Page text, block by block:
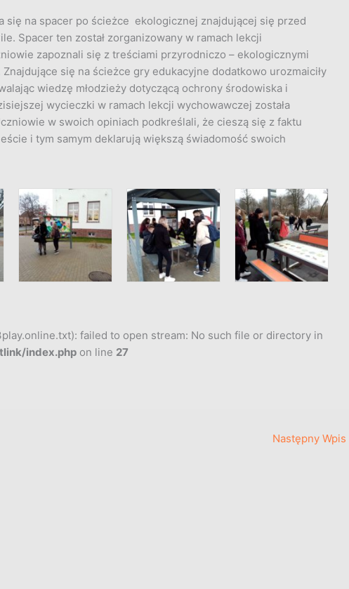
się na spacer po ścieżce ekologicznej znajdującej się przed
Spacer ten został zorganizowany w ramach lekcji
zapoznali się z treściami przyrodniczo – ekologicznymi
się na ścieżce gry edukacyjne dodatkowo urozmaiciły
wiedzę młodzieży dotyczącą ochrony środowiska i
wycieczki w ramach lekcji wychowawczej została
w swoich opiniach podkreślali, że cieszą się z faktu
i tym samym deklarują większą świadomość swoich
failed to open stream: No such file or directory in
index.php on line 27
Następny Wpis